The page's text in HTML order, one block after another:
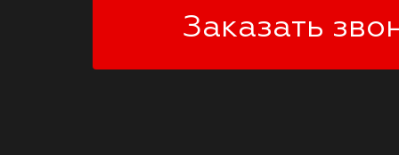
Заказать